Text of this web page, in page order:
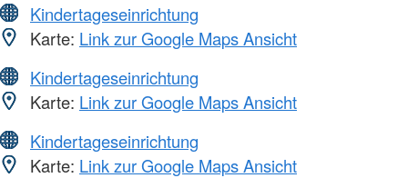
Kindertageseinrichtung
Karte: Link zur Google Maps Ansicht
Kindertageseinrichtung
Karte: Link zur Google Maps Ansicht
Kindertageseinrichtung
Karte: Link zur Google Maps Ansicht